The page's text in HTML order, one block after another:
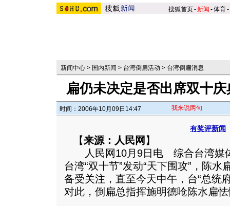
搜狐首页-新闻 -体育-
新闻中心 > 国内新闻 > 台湾倒扁活动 > 台湾倒扁消息
扁仍未决定是否出席双十
时间：2006年10月09日14:47 我来说两句
有奖评新闻
【来源：人民网 】
人民网10月9日电 综合台湾媒
台湾“双十节”发动“天下围攻”，陈
备受关注，直至今天中午，台“总统
对此，倒扁总指挥施明德呛陈水扁